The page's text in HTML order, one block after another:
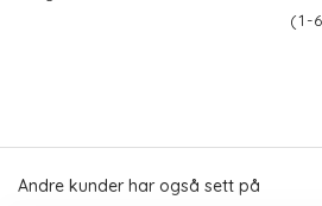
(1-
Andre kunder har også sett på